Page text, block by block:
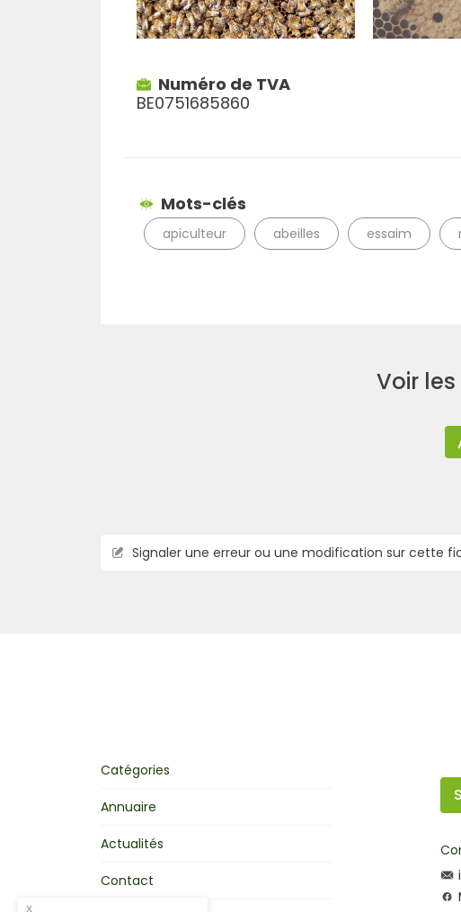
Numéro de TVA
BE0751685860
Mots-clés
apiculteur abeilles essaim
Voir
Signaler une erreur ou une modification sur cette
Catégories
Annuaire
Actualités
Contact
x